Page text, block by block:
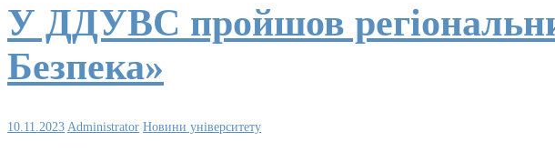
У ДДУВС пройшов
Безпека»
10.11.2023 Administrator Новини університету